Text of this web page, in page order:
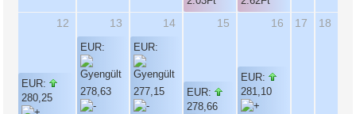
12
EUR:
280,25
13
EUR:
278,63
14
EUR:
277,15
15
EUR:
278,66
16
EUR:
281,10
17 18